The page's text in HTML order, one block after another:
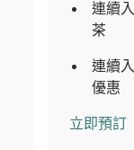
連續
茶
連續
優惠
立即預訂